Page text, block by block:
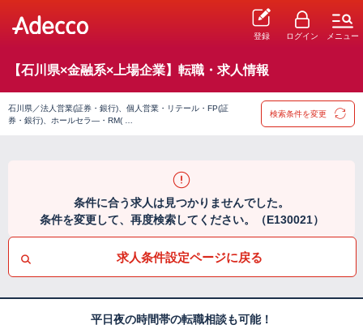
登録 ログイン メニュー
【石川県×金融系×上場企業】転職・求人情報
石川県／法人営業(証券・銀行)、個人営業・リテール・FP(証
券・銀行)、ホールセラ―・RM( …
検索条件を変更
条件に合う求人は見つかりませんでした。
条件を変更して、再度検索してください。（E130021）
求人条件設定ページに戻る
平日夜の時間帯の転職相談も可能！